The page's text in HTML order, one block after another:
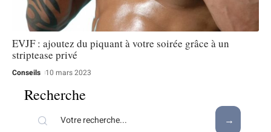
EVJF : ajoutez du piquant à votre soirée grâce à un
striptease privé
Conseils 10 mars 2023
Recherche